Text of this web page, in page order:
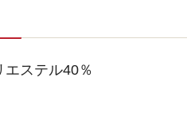
エステル40％